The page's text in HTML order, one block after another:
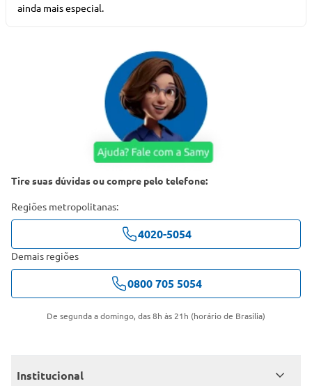
ainda mais especial.
Tire suas dúvidas ou compre pelo telefone:
Regiões metropolitanas:
4020-5054
Demais regiões
0800 705 5054
De segunda a domingo, das 8h às 21h (horário de Brasília)
Institucional